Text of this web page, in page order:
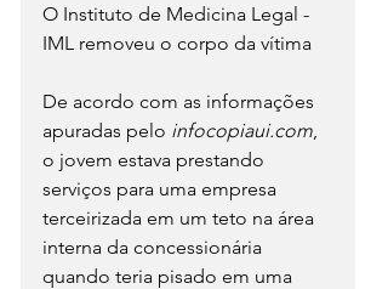
O Instituto de Medicina Legal -
IML removeu o corpo da vítima
De acordo com as informações
apuradas pelo infocopiaui.com
o jovem estava prestando
serviços para uma empresa
terceirizada em um teto na área
interna da concessionária
quando teria pisado em uma